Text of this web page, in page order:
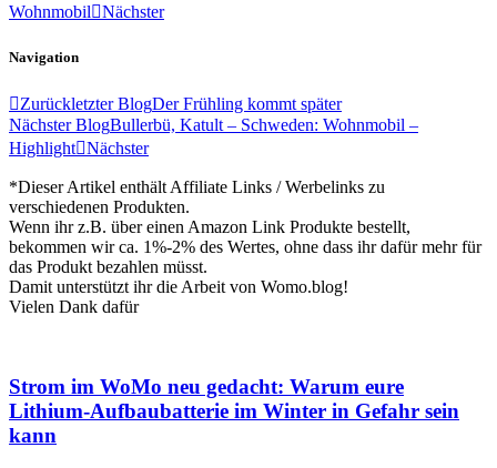
Wohnmobil
Nächster
Navigation
Zurückletzter BlogDer Frühling kommt später
Nächster BlogBullerbü, Katult – Schweden: Wohnmobil –
Highlight Nächster
*Dieser Artikel enthält Affiliate Links / Werbelinks zu
verschiedenen Produkten.
Wenn ihr z.B. über einen Amazon Link Produkte bestellt,
bekommen wir ca. 1%-2% des Wertes, ohne dass ihr dafür mehr für
das Produkt bezahlen müsst.
Damit unterstützt ihr die Arbeit von Womo.blog!
Vielen Dank dafür
Strom im WoMo neu gedacht: Warum eure
Lithium-Aufbaubatterie im Winter in Gefahr sein
kann